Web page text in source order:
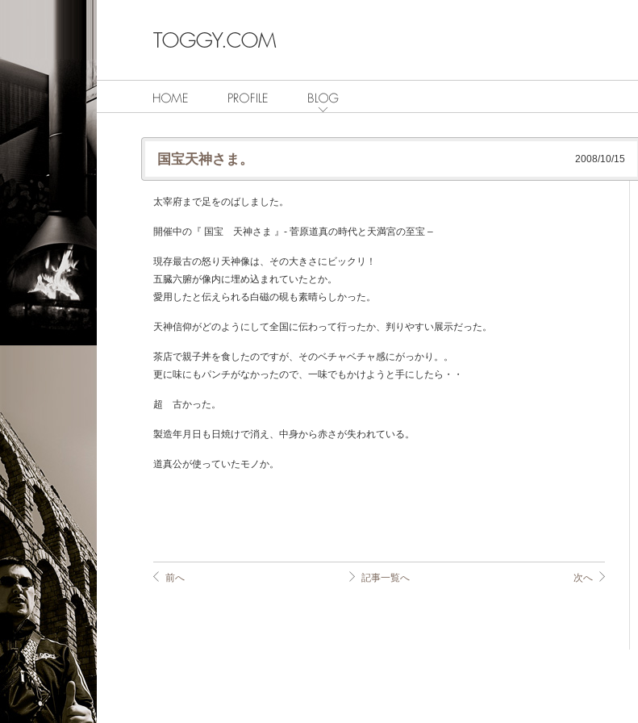
国宝天神さま。 2008/10/15
太宰府まで足をのばしました。
開催中の『 国宝 天神さま 』- 菅原道真の時代と天満宮の至宝 –
現存最古の怒り天神像は、その大きさにビックリ！
五臓六腑が像内に埋め込まれていたとか。
愛用したと伝えられる白磁の硯も素晴らしかった。
天神信仰がどのようにして全国に伝わって行ったか、判りやすい展示だった。
茶店で親子丼を食したのですが、そのベチャベチャ感にがっかり。。
更に味にもパンチがなかったので、一味でもかけようと手にしたら・・
超 古かった。
製造年月日も日焼けで消え、中身から赤さが失われている。
道真公が使っていたモノか。
前へ 記事一覧へ 次へ